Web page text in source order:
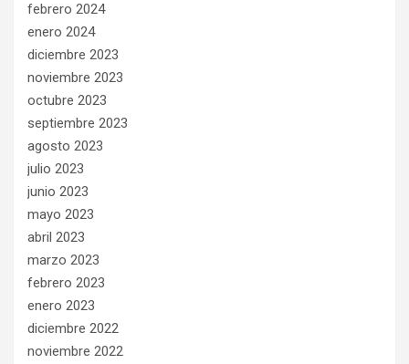
febrero 2024
enero 2024
diciembre 2023
noviembre 2023
octubre 2023
septiembre 2023
agosto 2023
julio 2023
junio 2023
mayo 2023
abril 2023
marzo 2023
febrero 2023
enero 2023
diciembre 2022
noviembre 2022